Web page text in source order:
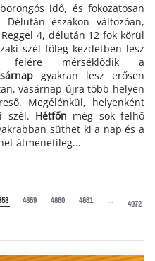
idő, és fokozatosan
északon változóan,
4, délután 12 fok körül
szél főleg kezdetben lesz
mérséklődik a
gyakran lesz erősen
vasárnap újra több helyen
Megélénkül, helyenként
szél. Hétfőn még sok felhő
süthet ki a nap és a
átmenetileg...
4859 4860 4861 … 4972